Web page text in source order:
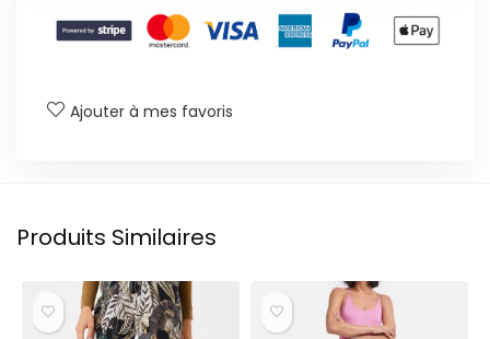
Ajouter à mes favoris
Produits Similaires